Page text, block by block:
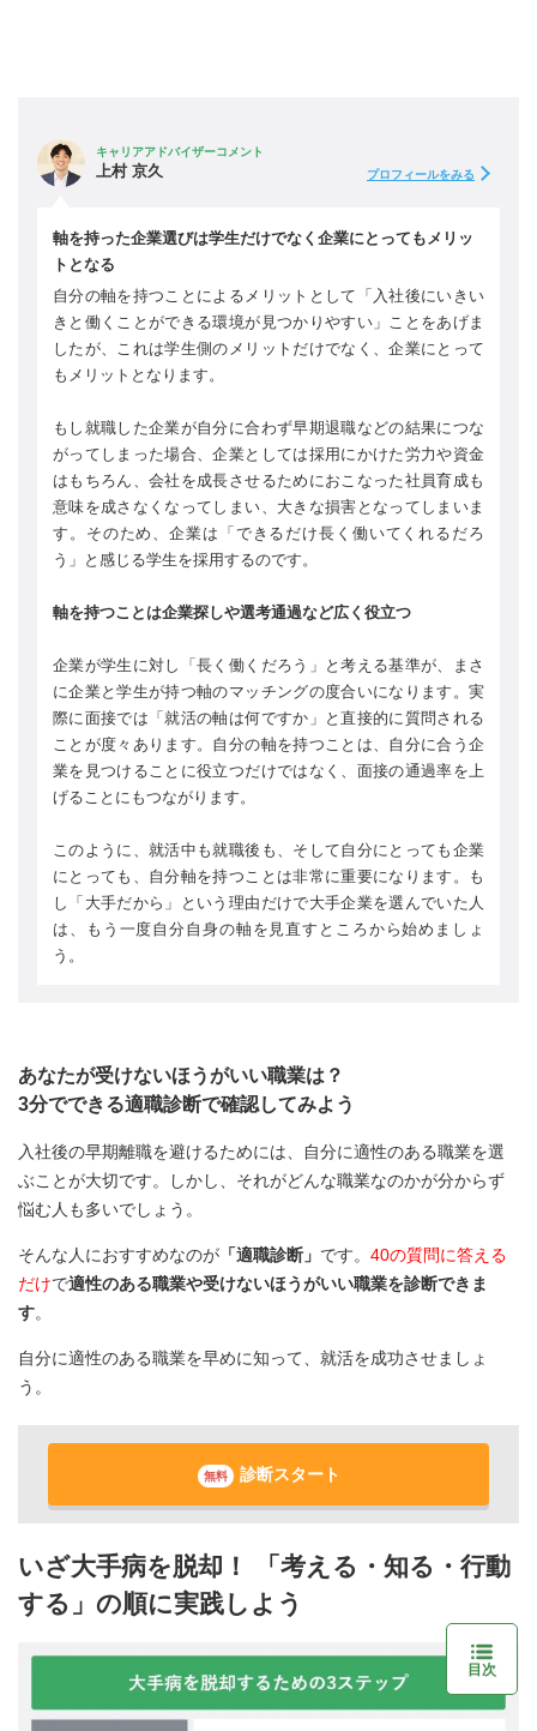
キャリアアドバイザーコメント
上村 京久 プロフィールをみる
軸を持った企業選びは学生だけでなく企業にとってもメリッ
トとなる
自分の軸を持つことによるメリットとして「入社後にいきい
きと働くことができる環境が見つかりやすい」ことをあげま
したが、これは学生側のメリットだけでなく、企業にとって
もメリットとなります。
もし就職した企業が自分に合わず早期退職などの結果につな
がってしまった場合、企業としては採用にかけた労力や資金
はもちろん、会社を成長させるためにおこなった社員育成も
意味を成さなくなってしまい、大きな損害となってしまいま
す。そのため、企業は「できるだけ長く働いてくれるだろ
う」と感じる学生を採用するのです。
軸を持つことは企業探しや選考通過など広く役立つ
企業が学生に対し「長く働くだろう」と考える基準が、まさ
に企業と学生が持つ軸のマッチングの度合いになります。実
際に面接では「就活の軸は何ですか」と直接的に質問される
ことが度々あります。自分の軸を持つことは、自分に合う企
業を見つけることに役立つだけではなく、面接の通過率を上
げることにもつながります。
このように、就活中も就職後も、そして自分にとっても企業
にとっても、自分軸を持つことは非常に重要になります。も
し「大手だから」という理由だけで大手企業を選んでいた人
は、もう一度自分自身の軸を見直すところから始めましょ
う。
あなたが受けないほうがいい職業は？
3分でできる適職診断で確認してみよう
入社後の早期離職を避けるためには、自分に適性のある職業を選
ぶことが大切です。しかし、それがどんな職業なのかが分からず
悩む人も多いでしょう。
そんな人におすすめなのが 「適職診断」 です。 40の質問に答える
だけで適性のある職業や受けないほうがいい職業を診断できま
す。
自分に適性のある職業を早めに知って、就活を成功させましょ
う。
無料 診断スタート
いざ大手病を脱却！ 「考える・知る・行動
する」の順に実践しよう
目次